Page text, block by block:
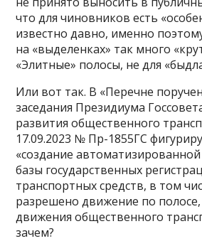
что для чиновников есть
известно давно, именно
на «выделенках» так много
«Элитные» полосы, не для
Или вот так. В «Перечне
заседания Президиума
развития общественного
17.09.2023 № Пр-1855ГС
«создание
базы государственных
транспортных средств, в том
разрешено движение по
движения общественного
зачем?